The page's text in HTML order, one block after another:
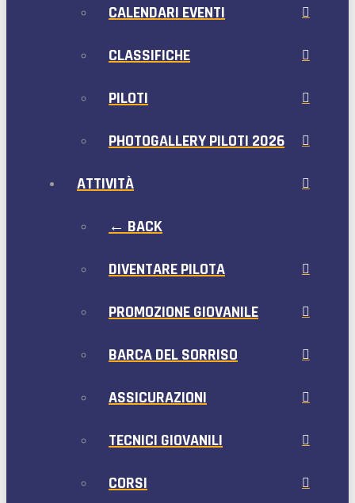
CALENDARI EVENTI
CLASSIFICHE
PILOTI
PHOTOGALLERY PILOTI 2026
ATTIVITÀ
← BACK
DIVENTARE PILOTA
PROMOZIONE GIOVANILE
BARCA DEL SORRISO
ASSICURAZIONI
TECNICI GIOVANILI
CORSI